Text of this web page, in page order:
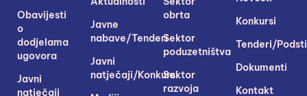
Konkursi
Tenderi/
Dokumenti
Kontakt
obrta
Sektor
poduzetništva
Sektor
razvoja
Javne
nabave/Tenderi
Javni
natječaji/Konkursi
Obavijesti
o
dodjelama
ugovora
Javni
natječaji